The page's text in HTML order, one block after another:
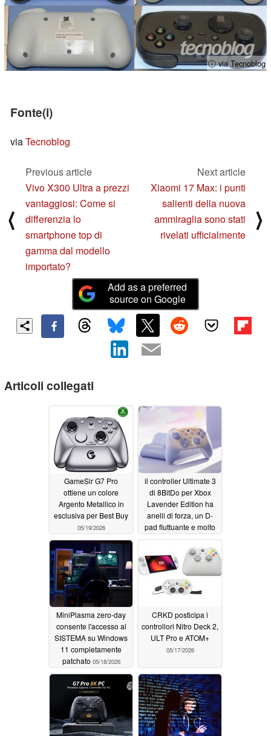
ⓘ via Tecnoblog
Fonte(i)
viaTecnoblog
⟨
Previous article
Vivo X300 Ultra a prezzi
vantaggiosi: Come si
differenzia lo
smartphone top di
gamma dal modello
importato?
Next article
Xiaomi 17 Max: i punti
salienti della nuova
ammiraglia sono stati
rivelati ufficialmente
⟩
Add as a preferred
source on Google
Articoli collegati
GameSir G7 Pro
ottiene un colore
Argento Metallico in
esclusiva per Best Buy
05/19/2026
il controller Ultimate 3
di 8BitDo per Xbox
Lavender Edition ha
anelli di forza, un D-
pad fluttuante e molto
MiniPlasma zero-day
consente l'accesso al
SISTEMA su Windows
11 completamente
patchato 05/18/2026
CRKD posticipa i
controllori Nitro Deck 2,
ULT Pro e ATOM+
05/17/2026